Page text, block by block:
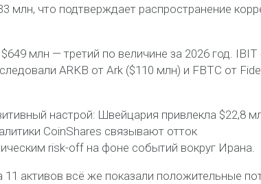
млн, что подтверждает распространение
млн — третий по величине за 2026 год. IBIT
ARKB от Ark ($110 млн) и FBTC от
настрой: Швейцария привлекла $22,8
CoinShares связывают отток
risk-off на фоне событий вокруг Ирана.
активов всё же показали положительные